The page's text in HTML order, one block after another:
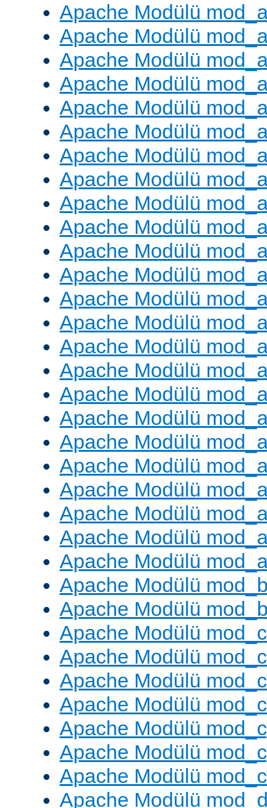
Apache Modülü
Apache Modülü
Apache Modülü
Apache Modülü
Apache Modülü
Apache Modülü
Apache Modülü
Apache Modülü
Apache Modülü
Apache Modülü
Apache Modülü
Apache Modülü
Apache Modülü
Apache Modülü
Apache Modülü
Apache Modülü
Apache Modülü
Apache Modülü
Apache Modülü
Apache Modülü
Apache Modülü
Apache Modülü
Apache Modülü
Apache Modülü
Apache Modülü
Apache Modülü
Apache Modülü
Apache Modülü
Apache Modülü
Apache Modülü
Apache Modülü
Apache Modülü
Apache Modülü
Apache Modülü